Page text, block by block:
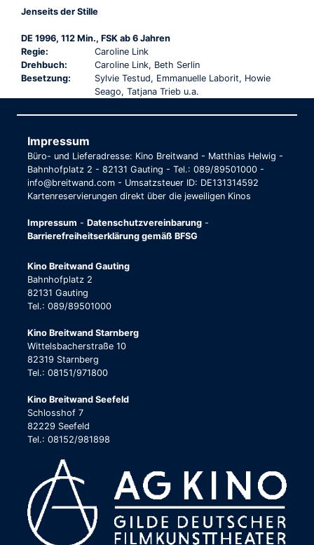
Jenseits der Stille
DE 1996, 112 Min., FSK ab 6 Jahren
Regie:
Caroline Link
Drehbuch:
Caroline Link, Beth Serlin
Besetzung:
Sylvie Testud, Emmanuelle Laborit, Howie
Seago, Tatjana Trieb u.a.
Impressum
Büro- und Lieferadresse: Kino Breitwand - Matthias Helwig -
Bahnhofplatz 2 - 82131 Gauting - Tel.: 089/89501000 -
info@breitwand.com - Umsatzsteuer ID: DE131314592
Kartenreservierungen direkt über die jeweiligen Kinos
Impressum - Datenschutzvereinbarung -
Barrierefreiheitserklärung gemäß BFSG
Kino Breitwand Gauting
Bahnhofplatz 2
82131 Gauting
Tel.: 089/89501000
Kino Breitwand Starnberg
Wittelsbacherstraße 10
82319 Starnberg
Tel.: 08151/971800
Kino Breitwand Seefeld
Schlosshof 7
82229 Seefeld
Tel.: 08152/981898